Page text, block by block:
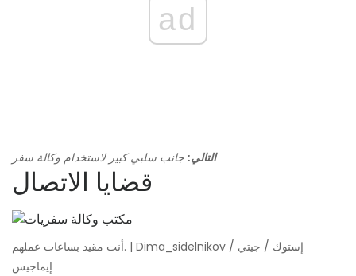
ad
التالي: جانب سلبي كبير لاستخدام وكالة سفر
قضايا الاتصال
أنت مقيد بساعات عملهم. | Dima_sidelnikov / إستوك / جيتي
إيماجيس